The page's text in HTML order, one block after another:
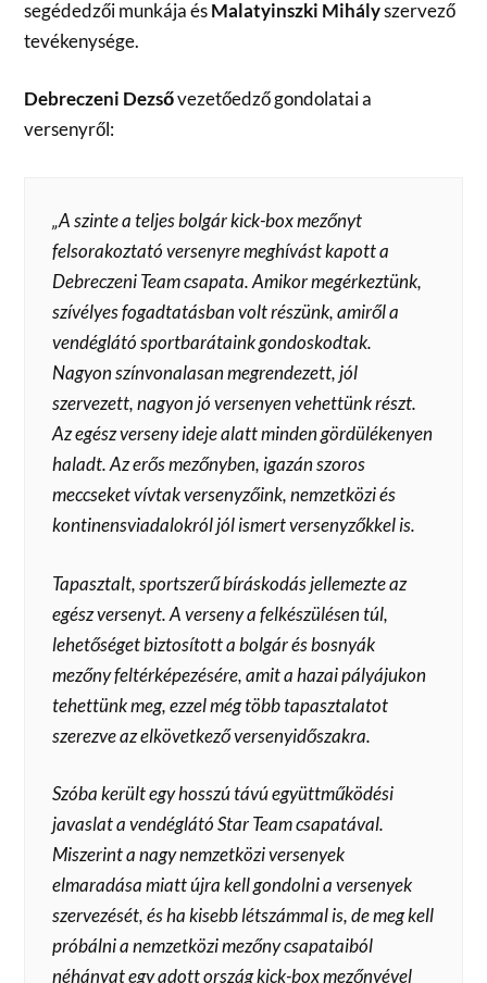
segédedzői munkája ésMalatyinszki Mihályszervező
tevékenysége.
Debreczeni Dezsővezetőedző gondolatai a
versenyről:
„A szinte a teljes bolgár kick-box mezőnyt
felsorakoztató versenyre meghívást kapott a
Debreczeni Team csapata. Amikor megérkeztünk,
szívélyes fogadtatásban volt részünk, amiről a
vendéglátó sportbarátaink gondoskodtak.
Nagyon színvonalasan megrendezett, jól
szervezett, nagyon jó versenyen vehettünk részt.
Az egész verseny ideje alatt minden gördülékenyen
haladt. Az erős mezőnyben, igazán szoros
meccseket vívtak versenyzőink, nemzetközi és
kontinensviadalokról jól ismert versenyzőkkel is.
Tapasztalt, sportszerű bíráskodás jellemezte az
egész versenyt. A verseny a felkészülésen túl,
lehetőséget biztosított a bolgár és bosnyák
mezőny feltérképezésére, amit a hazai pályájukon
tehettünk meg, ezzel még több tapasztalatot
szerezve az elkövetkező versenyidőszakra.
Szóba került egy hosszú távú együttműködési
javaslat a vendéglátó Star Team csapatával.
Miszerint a nagy nemzetközi versenyek
elmaradása miatt újra kell gondolni a versenyek
szervezését, és ha kisebb létszámmal is, de meg kell
próbálni a nemzetközi mezőny csapataiból
néhányat egy adott ország kick-box mezőnyével